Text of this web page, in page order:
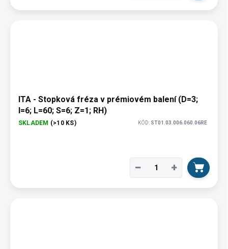
ITA - Stopková fréza v prémiovém balení (D=3;
I=6; L=60; S=6; Z=1; RH)
SKLADEM (>10 KS) KÓD: ST01.03.006.060.06RE
+
−